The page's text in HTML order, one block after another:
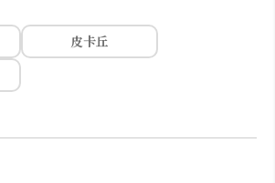
皮卡丘